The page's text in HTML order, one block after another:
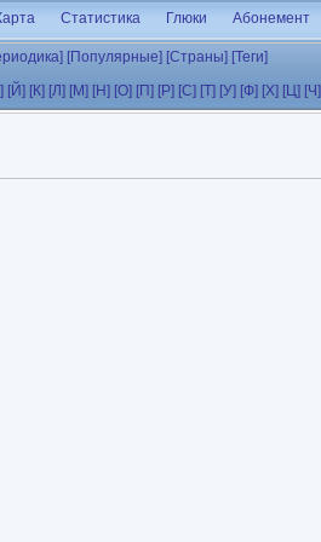
Статистика Глюки Абонемент
[Популярные] [Страны] [Теги]
[Й] [К] [Л] [М] [Н] [О] [П] [Р] [С] [Т] [У] [Ф] [Х] [Ц] [Ч]